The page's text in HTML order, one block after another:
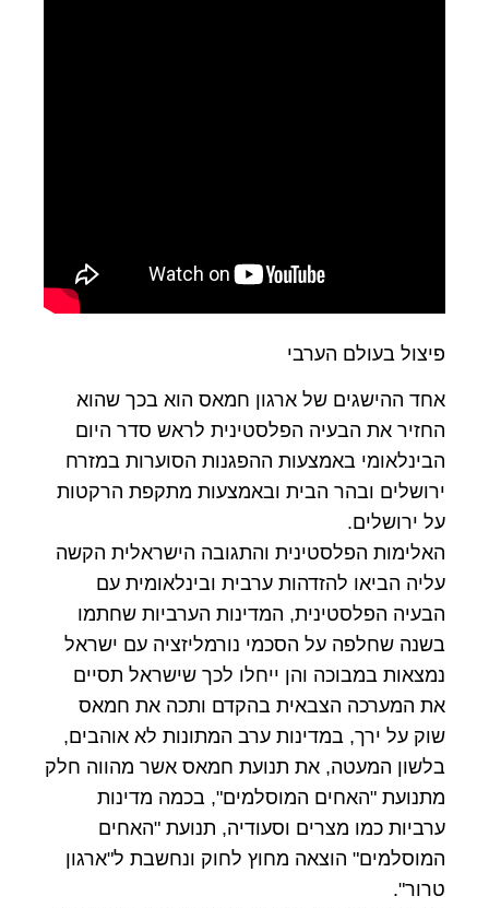
פיצול בעולם הערבי
אחד ההישגים של ארגון חמאס הוא בכך שהוא
החזיר את הבעיה הפלסטינית לראש סדר היום
הבינלאומי באמצעות ההפגנות הסוערות במזרח
ירושלים ובהר הבית ובאמצעות מתקפת הרקטות
על ירושלים.
האלימות הפלסטינית והתגובה הישראלית הקשה
עליה הביאו להזדהות ערבית ובינלאומית עם
הבעיה הפלסטינית, המדינות הערביות שחתמו
בשנה שחלפה על הסכמי נורמליזציה עם ישראל
נמצאות במבוכה והן ייחלו לכך שישראל תסיים
את המערכה הצבאית בהקדם ותכה את חמאס
שוק על ירך, במדינות ערב המתונות לא אוהבים,
בלשון המעטה, את תנועת חמאס אשר מהווה חלק
מתנועת "האחים המוסלמים", בכמה מדינות
ערביות כמו מצרים וסעודיה, תנועת "האחים
המוסלמים" הוצאה מחוץ לחוק ונחשבת ל"ארגון
טרור".